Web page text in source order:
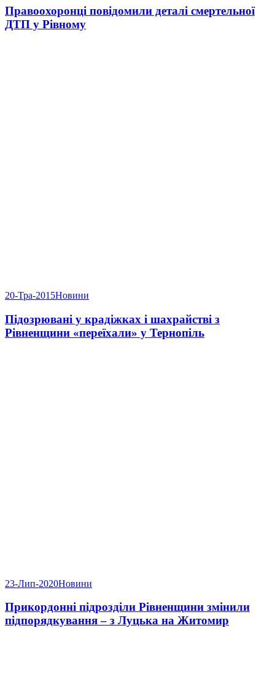
Правоохоронці повідомили деталі смертельної
ДТП у Рівному
20-Тра-2015Новини
Підозрювані у крадіжках і шахрайстві з
Рівненщини «переїхали» у Тернопіль
23-Лип-2020Новини
Прикордонні підрозділи Рівненщини змінили
підпорядкування – з Луцька на Житомир